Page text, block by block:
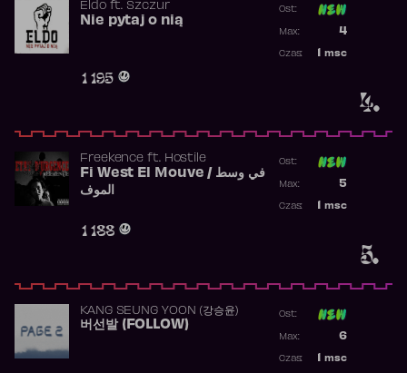
4.
Eldoft. Szczur
Nie pytaj o nią
1 195
Ost:
4
Max:
msc
Czas:
5.
Freekence ft. Hostile
Fi West El Mouve / في وسط
الموف
1 188
Ost:
5
Max:
msc
Czas:
KANG SEUNG YOON (강승윤)
버선발 (FOLLOW)
Ost:
6
Max:
msc
Czas: